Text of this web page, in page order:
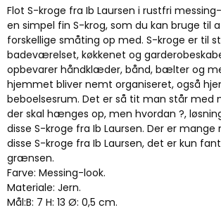
Flot S-kroge fra Ib Laursen i rustfri
en simpel fin S-krog, som du kan bruge til
forskellige småting op med. S-kroge er til
badeværelset, køkkenet og
opbevarer håndklæder, bånd, bælter og
hjemmet bliver nemt organiseret, også
beboelsesrum. Det er så tit man står med
der skal hænges op, men hvordan ?,
disse S-kroge fra Ib Laursen. Der er
disse S-kroge fra Ib Laursen, det er kun
grænsen.
Farve: Messing-look.
Materiale: Jern.
Mål:B: 7 H: 13 Ø: 0,5 cm.